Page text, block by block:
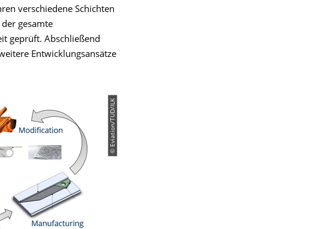
verschiedene Schichten
gesamte
geprüft. Abschließend
Entwicklungsansätze
© Eviation/TUD/ILK